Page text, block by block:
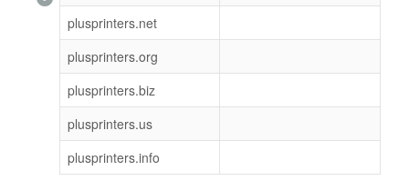
plusprinters.net
plusprinters.org
plusprinters.biz
plusprinters.us
plusprinters.info